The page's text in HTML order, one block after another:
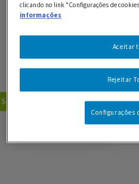
40 g de Chocolate Branco
corantes de uso alimentar
pérolas ou pepitas de
Sobremesas Receitas de
clicando no link "Configurações de
informações
Rejeitar
Aceitar
Configurações